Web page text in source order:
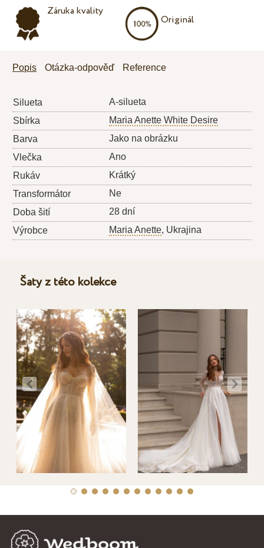
Záruka kvality
Originál
Popis Otázka-odpověď Reference
Silueta
A-silueta
Sbírka
Maria Anette White Desire
Barva
Jako na obrázku
Vlečka
Ano
Rukáv
Krátký
Transformátor
Ne
Doba šití
28 dní
Výrobce
Maria Anette, Ukrajina
Šaty z této kolekce